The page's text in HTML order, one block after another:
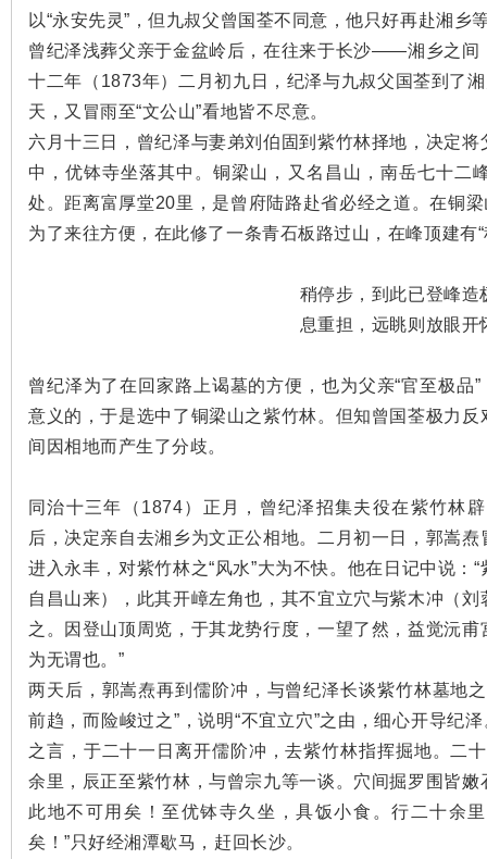
以“永安先灵”，但九叔父曾国荃不同意，他只好再赴湘乡
曾纪泽浅葬父亲于金盆岭后，在往来于长沙——湘乡之间
十二年（1873年）二月初九日，纪泽与九叔父国荃到了
天，又冒雨至“文公山”看地皆不尽意。
六月十三日，曾纪泽与妻弟刘伯固到紫竹林择地，决定
中，优钵寺坐落其中。铜梁山，又名昌山，南岳七十二
处。距离富厚堂20里，是曾府陆路赴省必经之道。在铜
为了来往方便，在此修了一条青石板路过山，在峰顶建有
稍停步，到此已登峰造
息重担，远眺则放眼开
曾纪泽为了在回家路上谒墓的方便，也为父亲“官至极品
意义的，于是选中了铜梁山之紫竹林。但知曾国荃极力
间因相地而产生了分歧。
同治十三年（1874）正月，曾纪泽招集夫役在紫竹林
后，决定亲自去湘乡为文正公相地。二月初一日，郭嵩
进入永丰，对紫竹林之“风水”大为不快。他在日记中说：
自昌山来），此其开嶂左角也，其不宜立穴与紫木冲（
之。因登山顶周览，于其龙势行度，一望了然，益觉沅
为无谓也。”
两天后，郭嵩焘再到儒阶冲，与曾纪泽长谈紫竹林墓地
前趋，而险峻过之”，说明“不宜立穴”之由，细心开导纪
之言，于二十一日离开儒阶冲，去紫竹林指挥掘地。二
余里，辰正至紫竹林，与曾宗九等一谈。穴间掘罗围皆
此地不可用矣！至优钵寺久坐，具饭小食。行二十余
矣！”只好经湘潭歇马，赶回长沙。